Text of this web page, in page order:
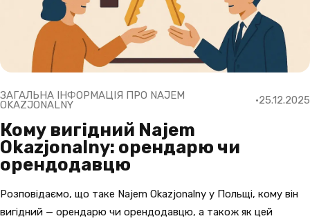
ЗАГАЛЬНА ІНФОРМАЦІЯ ПРО NAJEM
OKAZJONALNY 25.12.2025
Кому вигідний Najem
Okazjonalny: орендарю чи
орендодавцю
Розповідаємо, що таке Najem Okazjonalny у Польщі, кому він
вигідний — орендарю чи орендодавцю, а також як цей